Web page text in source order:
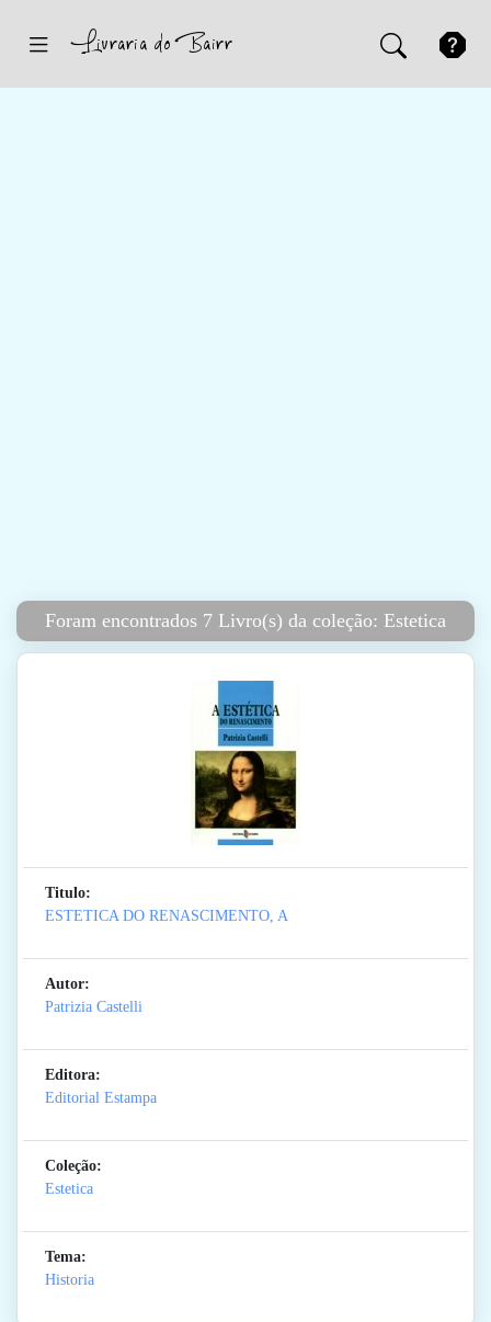
Foram encontrados 7 Livro(s) da coleção: Estetica
Titulo:
ESTETICA DO RENASCIMENTO, A
Autor:
Patrizia Castelli
Editora:
Editorial Estampa
Coleção:
Estetica
Tema:
Historia